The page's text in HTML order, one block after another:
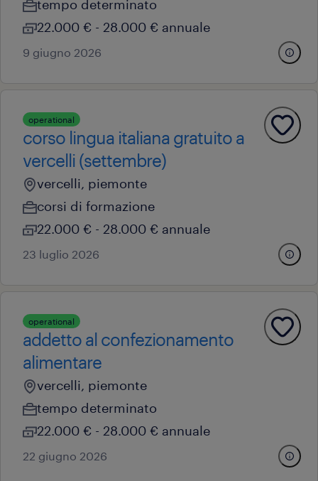
tempo determinato
22.000 € - 28.000 € annuale
9 giugno 2026
operational
corso lingua italiana gratuito a
vercelli (settembre)
vercelli, piemonte
corsi di formazione
22.000 € - 28.000 € annuale
23 luglio 2026
operational
addetto al confezionamento
alimentare
vercelli, piemonte
tempo determinato
22.000 € - 28.000 € annuale
22 giugno 2026